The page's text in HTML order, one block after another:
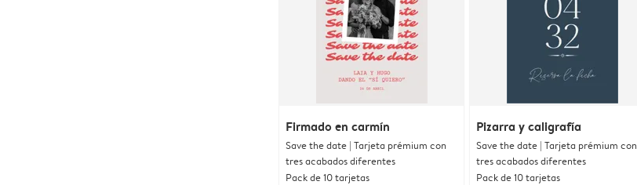
Firmado en carmín
Save the date | Tarjeta prémium con
tres acabados diferentes
Pack de 10 tarjetas
Pizarra y caligrafía
Save the date | Tarjeta prémium con
tres acabados diferentes
Pack de 10 tarjetas